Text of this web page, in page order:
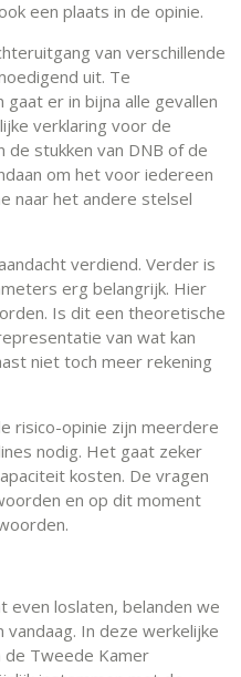
een plaats in de opinie.
van verschillende
uit. Te
er in bijna alle gevallen
verklaring voor de
stukken van DNB of de
om het voor iedereen
naar het andere stelsel
verdiend. Verder is
erg belangrijk. Hier
Is dit een theoretische
van wat kan
niet toch meer rekening
risico-opinie zijn meerdere
nodig. Het gaat zeker
kosten. De vragen
en op dit moment
even loslaten, belanden we
In deze werkelijke
de Tweede Kamer